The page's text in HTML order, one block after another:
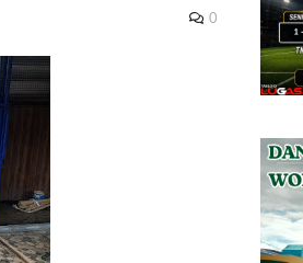
0